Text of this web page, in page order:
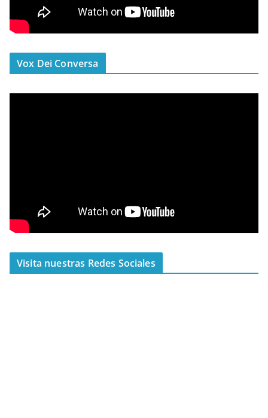
Vox Dei Conversa
Visita nuestras Redes Sociales